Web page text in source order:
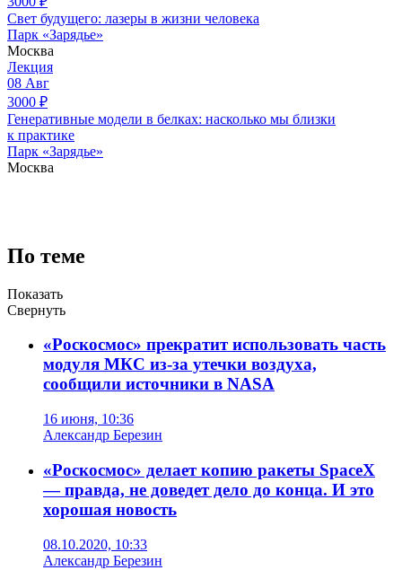
Свет будущего: лазеры в жизни человека
Парк «Зарядье»
Москва
Лекция
08 Авг
3000 ₽
Генеративные модели в белках: насколько мы близки
к практике
Парк «Зарядье»
Москва
По теме
Показать
Свернуть
«Роскосмос» прекратит использовать часть
модуля МКС из-за утечки воздуха,
сообщили источники в NASA
16 июня, 10:36
Александр Березин
«Роскосмос» делает копию ракеты SpaceX
— правда, не доведет дело до конца. И это
хорошая новость
08.10.2020, 10:33
Александр Березин